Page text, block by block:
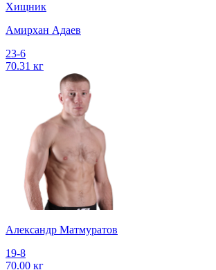
Хищник
Амирхан Адаев
23-6
70.31 кг
Александр Матмуратов
19-8
70.00 кг